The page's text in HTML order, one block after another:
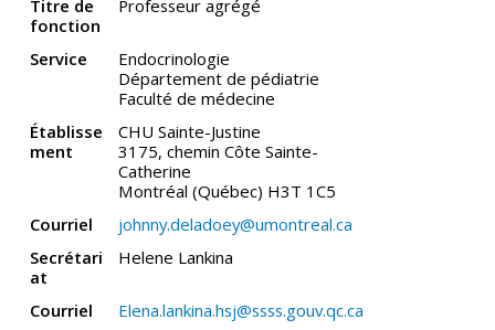
Titre de
fonction
Professeur agrégé
Service
Endocrinologie
Département de pédiatrie
Faculté de médecine
Établisse
ment
CHU Sainte-Justine
3175, chemin Côte Sainte-
Catherine
Montréal (Québec) H3T 1C5
Courriel
johnny.deladoey@umontreal.ca
Secrétari
at
Helene Lankina
Courriel
Elena.lankina.hsj@ssss.gouv.qc.ca